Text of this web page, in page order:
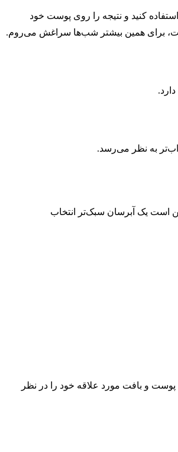
کنید و نتیجه را روی پوست خود
است یک آبرسان سبک‌تر انتخاب
و بافت مورد علاقه خود را در نظر
برای همین بیشتر شب‌ها سراغش می‌روم.
به نظر می‌رسد.